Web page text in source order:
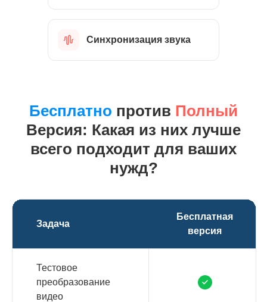
Синхронизация звука
Бесплатно против Полный
Версия: Какая из них лучше
всего подходит для ваших
нужд?
Задача
Бесплатная
версия
Тестовое
преобразование
видео